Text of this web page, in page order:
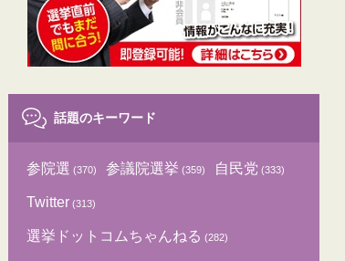
話題のキーワード
参院選 (370) 参議院選挙 (359) 自民党 (333)
Twitter (313)
選挙ドットコムちゃんねる (282)